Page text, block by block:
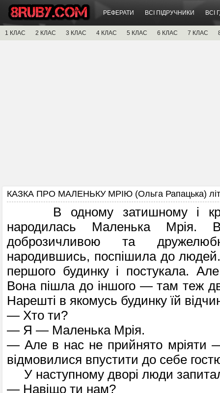
РЕФЕРАТИ ВСІ ПІДРУЧНИКИ ВСІ
1 КЛАС 2 КЛАС 3 КЛАС 4 КЛАС 5 КЛАС 6 КЛАС 7 КЛАС
КАЗКА ПРО МАЛЕНЬКУ МРІЮ (Ольга Рапацька)
В одному затишному і
народилась Маленька Мрія.
доброзичливою та
народившись, поспішила до
першого будинку і постукала.
Вона пішла до іншого — там теж
Нарешті в якомусь будинку їй
— Хто ти?
— Я — Маленька Мрія.
— Але в нас не прийнято мріяти
відмови­лися впустити до себе
У наступному дворі люди
— Навіщо ти нам?